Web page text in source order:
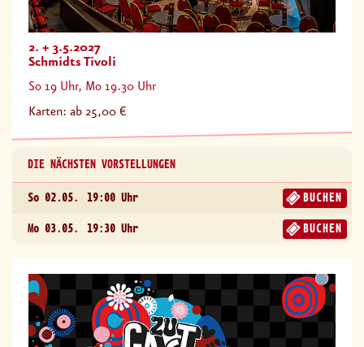
2. + 3.5.2027
Schmidts Tivoli
So 19 Uhr, Mo 19.30 Uhr
Karten: ab 25,00 €
DIE NÄCHSTEN VORSTELLUNGEN
So 02.05. 19:00 Uhr BUCHEN
Mo 03.05. 19:30 Uhr BUCHEN